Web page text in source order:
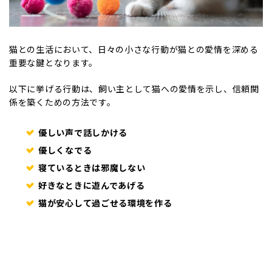
猫との生活において、日々の小さな行動が猫との愛情を深める
重要な鍵となります。
以下に挙げる行動は、飼い主として猫への愛情を示し、信頼関
係を築くための方法です。
優しい声で話しかける
優しくなでる
寝ているときは邪魔しない
好きなときに遊んであげる
猫が安心して過ごせる環境を作る